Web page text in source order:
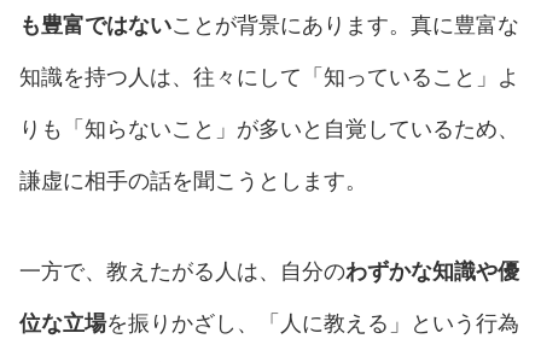
も豊富ではないことが背景にあります。真に豊富な
知識を持つ人は、往々にして「知っていること」よ
りも「知らないこと」が多いと自覚しているため、
謙虚に相手の話を聞こうとします。
一方で、教えたがる人は、自分のわずかな知識や優
位な立場を振りかざし、「人に教える」という行為